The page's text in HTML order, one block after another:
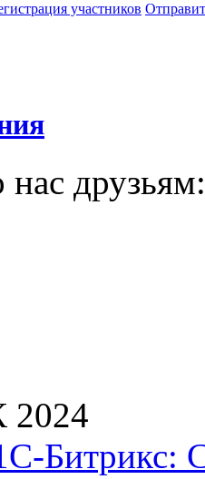
участников
нас друзьям:
Битрикс: